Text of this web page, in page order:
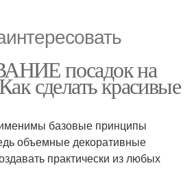
посадок на
сделать красивые
базовые принципы
объемные декоративные
практически из любых